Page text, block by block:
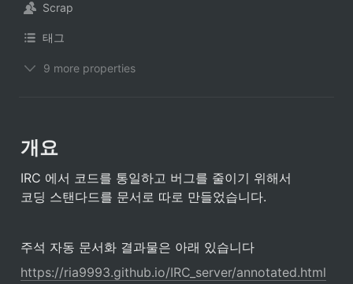
Scrap
태그
9 more properties
개요
IRC 에서 코드를 통일하고 버그를 줄이기 위해서
코딩 스탠다드를 문서로 따로 만들었습니다.
주석 자동 문서화 결과물은 아래 있습니다
https://ria9993.github.io/IRC_server/annotated.html